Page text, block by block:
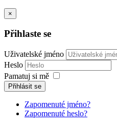
×
Přihlaste se
Uživatelské jméno
Heslo
Pamatuj si mě
Přihlásit se
Zapomenuté jméno?
Zapomenuté heslo?